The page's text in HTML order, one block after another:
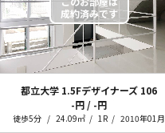
都立大学 1.5Fデザイナーズ 106
-円 / -円
徒歩5分 24.09㎡ 1R 2010年01月